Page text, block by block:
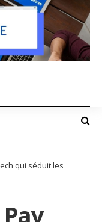
qui séduit les